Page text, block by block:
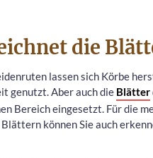
die
lassen sich Körbe
genutzt. Aber auch die Blätter
Bereich eingesetzt. Für die
können Sie auch